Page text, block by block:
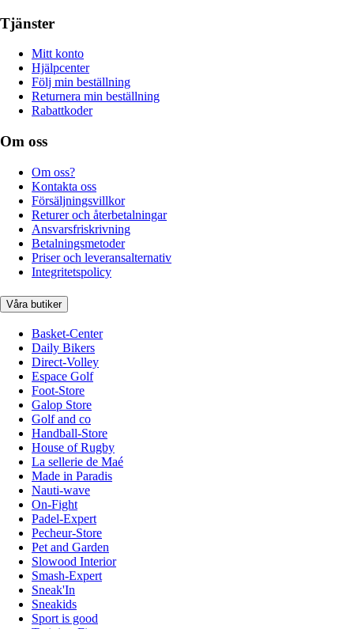
Tjänster
Mitt konto
Hjälpcenter
Följ min beställning
Returnera min beställning
Rabattkoder
Om oss
Om oss?
Kontakta oss
Försäljningsvillkor
Returer och återbetalningar
Ansvarsfriskrivning
Betalningsmetoder
Priser och leveransalternativ
Integritetspolicy
Våra butiker
Basket-Center
Daily Bikers
Direct-Volley
Espace Golf
Foot-Store
Galop Store
Golf and co
Handball-Store
House of Rugby
La sellerie de Maé
Made in Paradis
Nauti-wave
On-Fight
Padel-Expert
Pecheur-Store
Pet and Garden
Slowood Interior
Smash-Expert
Sneak'In
Sneakids
Sport is good